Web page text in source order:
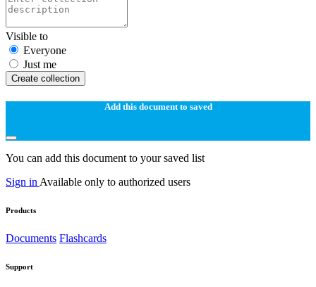
Visible to
Everyone
Just me
Create collection
Add this document to saved
You can add this document to your saved list
Sign in Available only to authorized users
Products
Documents Flashcards
Support